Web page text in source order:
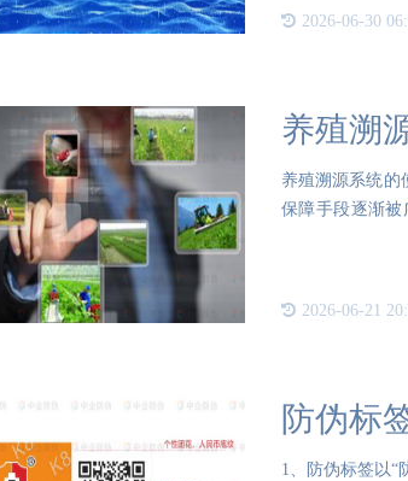
2026-06-30
养殖溯
养殖溯源系统的
保障手段逐渐被
2026-06-21
防伪标
1、防伪标签以“